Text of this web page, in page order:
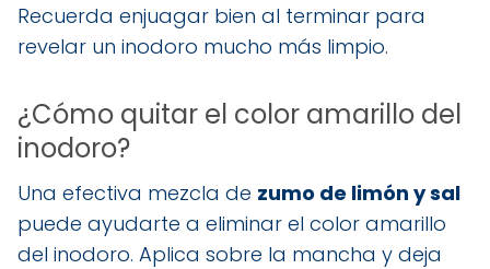
Recuerda enjuagar bien al terminar para
revelar un inodoro mucho más limpio.
¿Cómo quitar el color amarillo del
inodoro?
Una efectiva mezcla de zumo de limón y sal
puede ayudarte a eliminar el color amarillo
del inodoro. Aplica sobre la mancha y deja